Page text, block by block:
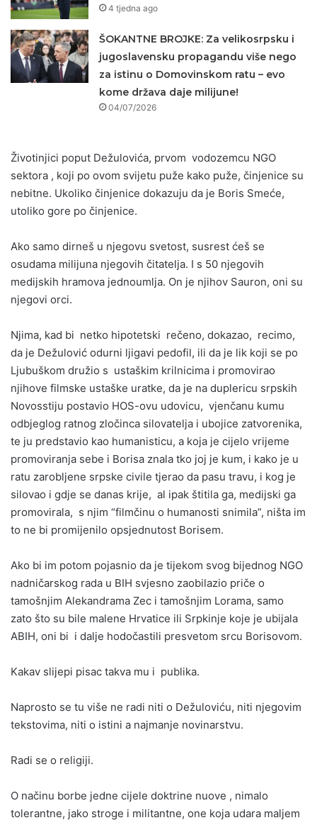
4 tjedna ago
ŠOKANTNE BROJKE: Za velikosrpsku i
jugoslavensku propagandu više nego
za istinu o Domovinskom ratu – evo
kome država daje milijune!
04/07/2026
Životinjici poput Dežulovića, prvom vodozemcu NGO
sektora , koji po ovom svijetu puže kako puže, činjenice su
nebitne. Ukoliko činjenice dokazuju da je Boris Smeće,
utoliko gore po činjenice.
Ako samo dirneš u njegovu svetost, susrest ćeš se
osudama milijuna njegovih čitatelja. I s 50 njegovih
medijskih hramova jednoumlja. On je njihov Sauron, oni su
njegovi orci.
Njima, kad bi netko hipotetski rečeno, dokazao, recimo,
da je Dežulović odurni ljigavi pedofil, ili da je lik koji se po
Ljubuškom družio s ustaškim krilnicima i promovirao
njihove filmske ustaške uratke, da je na duplericu srpskih
Novosstiju postavio HOS-ovu udovicu, vjenčanu kumu
odbjeglog ratnog zločinca silovatelja i ubojice zatvorenika,
te ju predstavio kao humanisticu, a koja je cijelo vrijeme
promoviranja sebe i Borisa znala tko joj je kum, i kako je u
ratu zarobljene srpske civile tjerao da pasu travu, i kog je
silovao i gdje se danas krije, al ipak štitila ga, medijski ga
promovirala, s njim “filmčinu o humanosti snimila”, ništa im
to ne bi promijenilo opsjednutost Borisem.
Ako bi im potom pojasnio da je tijekom svog bijednog NGO
nadničarskog rada u BIH svjesno zaobilazio priče o
tamošnjim Alekandrama Zec i tamošnjim Lorama, samo
zato što su bile malene Hrvatice ili Srpkinje koje je ubijala
ABIH, oni bi i dalje hodočastili presvetom srcu Borisovom.
Kakav slijepi pisac takva mu i publika.
Naprosto se tu više ne radi niti o Dežuloviću, niti njegovim
tekstovima, niti o istini a najmanje novinarstvu.
Radi se o religiji.
O načinu borbe jedne cijele doktrine nuove , nimalo
tolerantne, jako stroge i militantne, one koja udara maljem